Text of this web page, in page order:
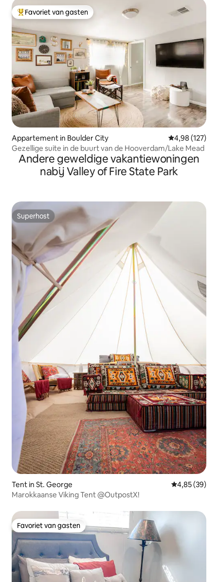
Topfavoriet van gasten
Favoriet van gasten
Appartement in Boulder City Gemiddelde
4,98 (127)
Gezellige suite in de buurt van de Hooverdam/Lake Mead
Andere geweldige vakantiewoningen
nabij Valley of Fire State Park
Superhost
Superhost
Tent in St. George Gemiddelde
4,85 (39)
Marokkaanse Viking Tent @OutpostX!
Favoriet van gasten
Favoriet van gasten